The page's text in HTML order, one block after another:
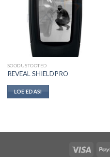
SOODUSTOOTED
REVEAL SHIELDPRO
LOE EDASI